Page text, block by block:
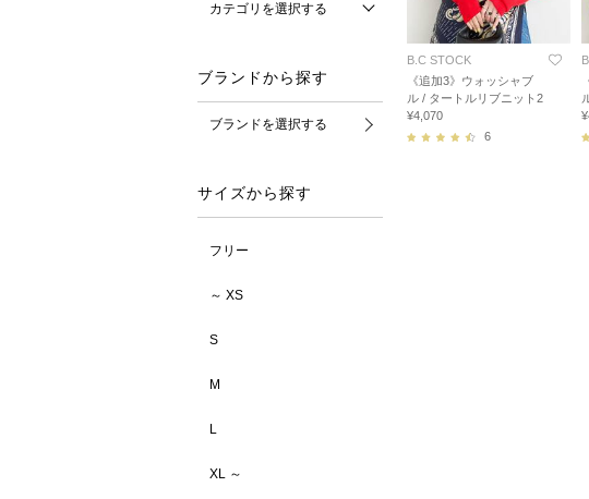
カテゴリを選択する
ブランドから探す
ブランドを選択する
サイズから探す
フリー
～ XS
S
M
L
XL ～
B.C STOCK
《追加3》ウォッシャブ
ル / タートルリブニット2
¥4,070
6